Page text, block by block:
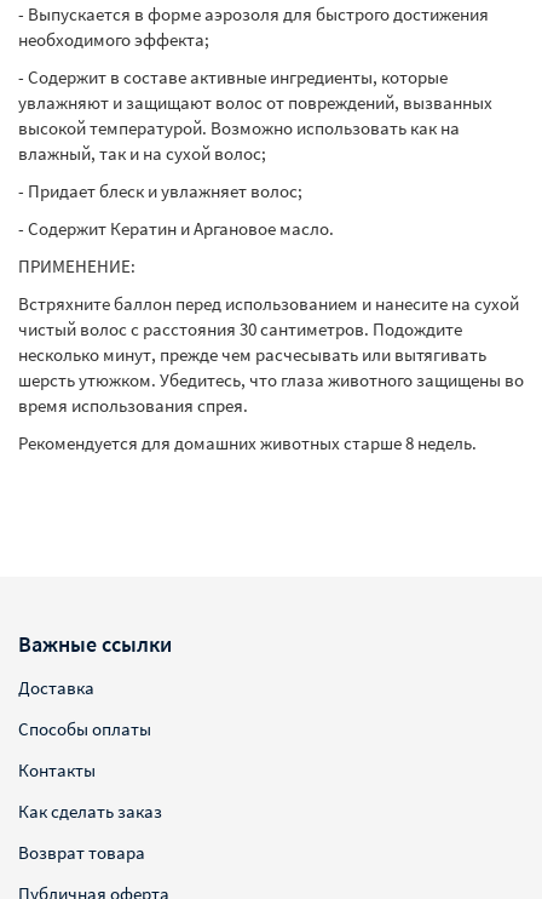
- Выпускается в форме аэрозоля для быстрого достижения
необходимого эффекта;
- Содержит в составе активные ингредиенты, которые
увлажняют и защищают волос от повреждений, вызванных
высокой температурой. Возможно использовать как на
влажный, так и на сухой волос;
- Придает блеск и увлажняет волос;
- Содержит Кератин и Аргановое масло.
ПРИМЕНЕНИЕ:
Встряхните баллон перед использованием и нанесите на сухой
чистый волос с расстояния 30 сантиметров. Подождите
несколько минут, прежде чем расчесывать или вытягивать
шерсть утюжком. Убедитесь, что глаза животного защищены во
время использования спрея.
Рекомендуется для домашних животных старше 8 недель.
Важные ссылки
Доставка
Способы оплаты
Контакты
Как сделать заказ
Возврат товара
Публичная оферта